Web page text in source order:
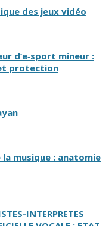
des jeux vidéo
d’e‑sport mineur :
protection
musique : anatomie
INTERPRETES